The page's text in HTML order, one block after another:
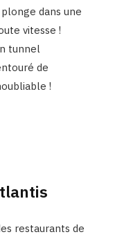
dans une
vitesse !
tunnel
de
!
restaurants de